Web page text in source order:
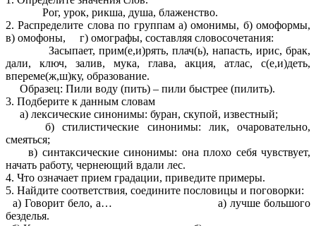
Рог, урок, рикша, душа, блаженство.
2. Распределите слова по группам а) омонимы, б) омоформы,
в) омофоны, г) омографы, составляя словосочетания:
Засыпает, прим(е,и)рять, плач(ь), напасть, ирис, брак,
дали, ключ, залив, мука, глава, акция, атлас, с(е,и)деть,
впереме(ж,ш)ку, образование.
Образец: Пили воду (пить) – пили быстрее (пилить).
3. Подберите к данным словам
а) лексические синонимы: буран, скупой, известный;
б) стилистические синонимы: лик, очаровательно,
смеяться;
в) синтаксические синонимы: она плохо себя чувствует,
начать работу, чернеющий вдали лес.
4. Что означает прием градации, приведите примеры.
5. Найдите соответствия, соедините пословицы и поговорки:
а) Говорит бело, а… а) лучше большого
безделья.